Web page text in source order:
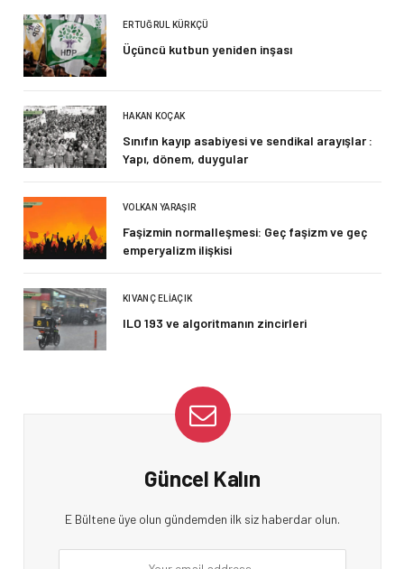
ERTUĞRUL KÜRKÇÜ
Üçüncü kutbun yeniden inşası
HAKAN KOÇAK
Sınıfın kayıp asabiyesi ve sendikal arayışlar :
Yapı, dönem, duygular
VOLKAN YARAŞIR
Faşizmin normalleşmesi: Geç faşizm ve geç
emperyalizm ilişkisi
KIVANÇ ELIAÇIK
ILO 193 ve algoritmanın zincirleri
Güncel Kalın
E Bültene üye olun gündemden ilk siz haberdar olun.